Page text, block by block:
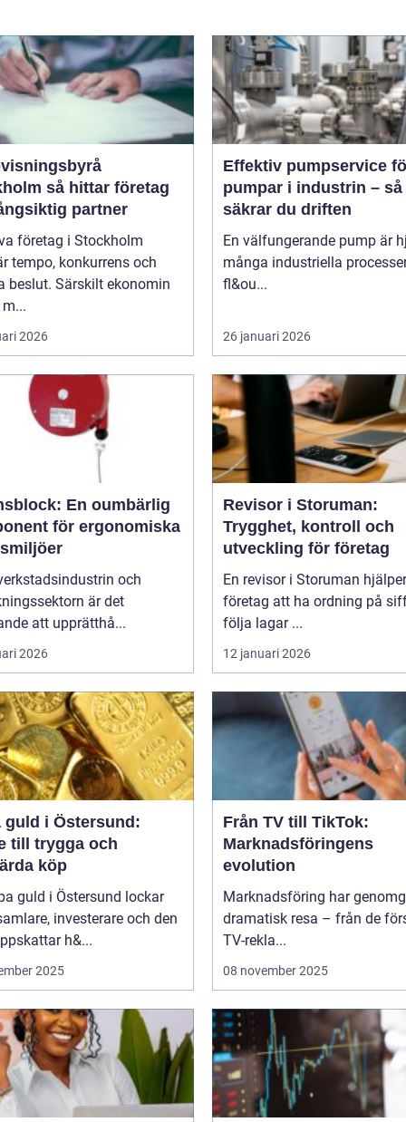
företag
partner
företag i Stockholm
tempo, konkurrens och
beslut. Särskilt ekonomin
2026
Effektiv pumpservice
pumpar i industrin – så
säkrar du driften
En välfungerande pump är
många industriella
fl&ou...
26 januari 2026
En oumbärlig
för ergonomiska
och
är det
att upprätthå...
2026
Revisor i Storuman:
Trygghet, kontroll och
utveckling för företag
En revisor i Storuman hjälper
företag att ha ordning på
följa lagar ...
12 januari 2026
guld i Östersund:
till trygga och
köp
guld i Östersund lockar
investerare och den
h&...
2025
Från TV till TikTok:
Marknadsföringens
evolution
Marknadsföring har
dramatisk resa – från de
TV-rekla...
08 november 2025